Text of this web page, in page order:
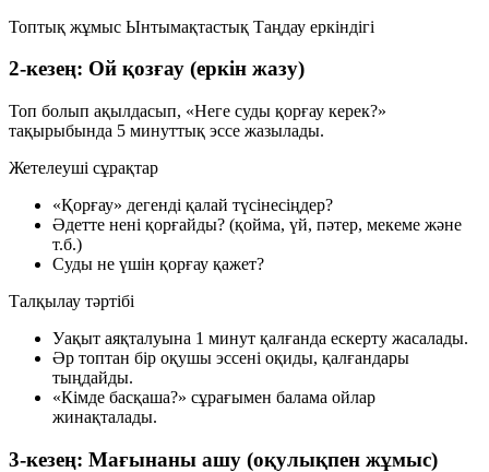
Топтық жұмыс Ынтымақтастық Таңдау еркіндігі
2-кезең: Ой қозғау (еркін жазу)
Топ болып ақылдасып, «Неге суды қорғау керек?»
тақырыбында 5 минуттық эссе жазылады.
Жетелеуші сұрақтар
«Қорғау» дегенді қалай түсінесіңдер?
Әдетте нені қорғайды? (қойма, үй, пәтер, мекеме және
т.б.)
Суды не үшін қорғау қажет?
Талқылау тәртібі
Уақыт аяқталуына 1 минут қалғанда ескерту жасалады.
Әр топтан бір оқушы эссені оқиды, қалғандары
тыңдайды.
«Кімде басқаша?» сұрағымен балама ойлар
жинақталады.
3-кезең: Мағынаны ашу (оқулықпен жұмыс)